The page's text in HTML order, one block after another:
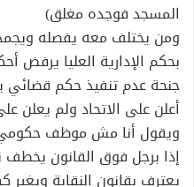
المسجد فوجده مغلق)
ومن يختلف معه يفصله
بحكم الإدارية العليا يرفض
جنحة عدم تنفيذ حكم قضائي
أعلن على الاتحاد ولم يعلن
ويقول أنا مش موظف حكومي
إذا برجل فوق القانون يخطف
يعترف بقانون النقابة